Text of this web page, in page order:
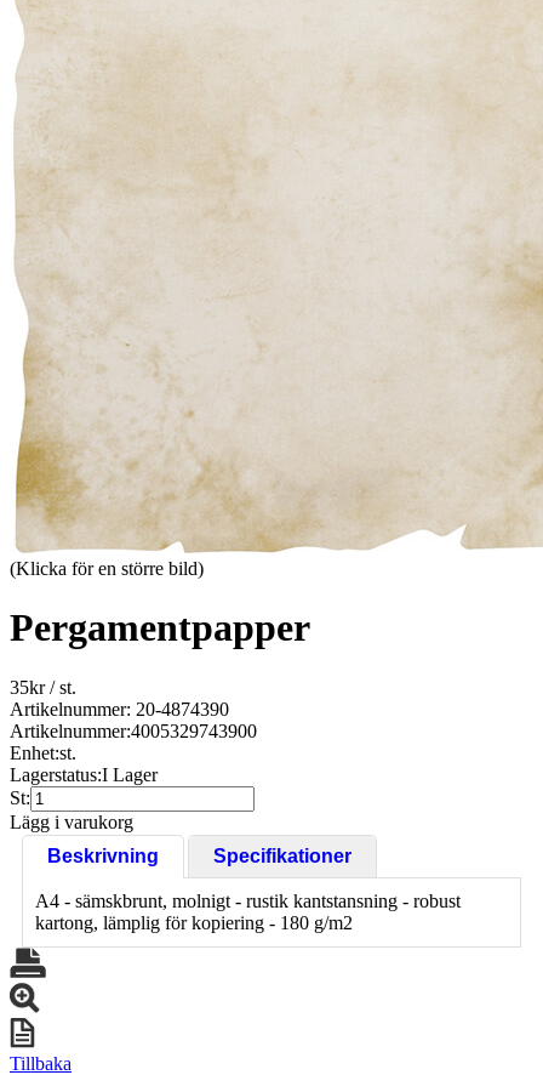
(Klicka för en större bild)
Pergamentpapper
35kr/ st.
Artikelnummer: 20-4874390
Artikelnummer:4005329743900
Enhet:st.
Lagerstatus:I Lager
St:
Lägg i varukorg
Beskrivning
Specifikationer
A4 - sämskbrunt, molnigt - rustik kantstansning - robust
kartong, lämplig för kopiering - 180 g/m2
Tillbaka